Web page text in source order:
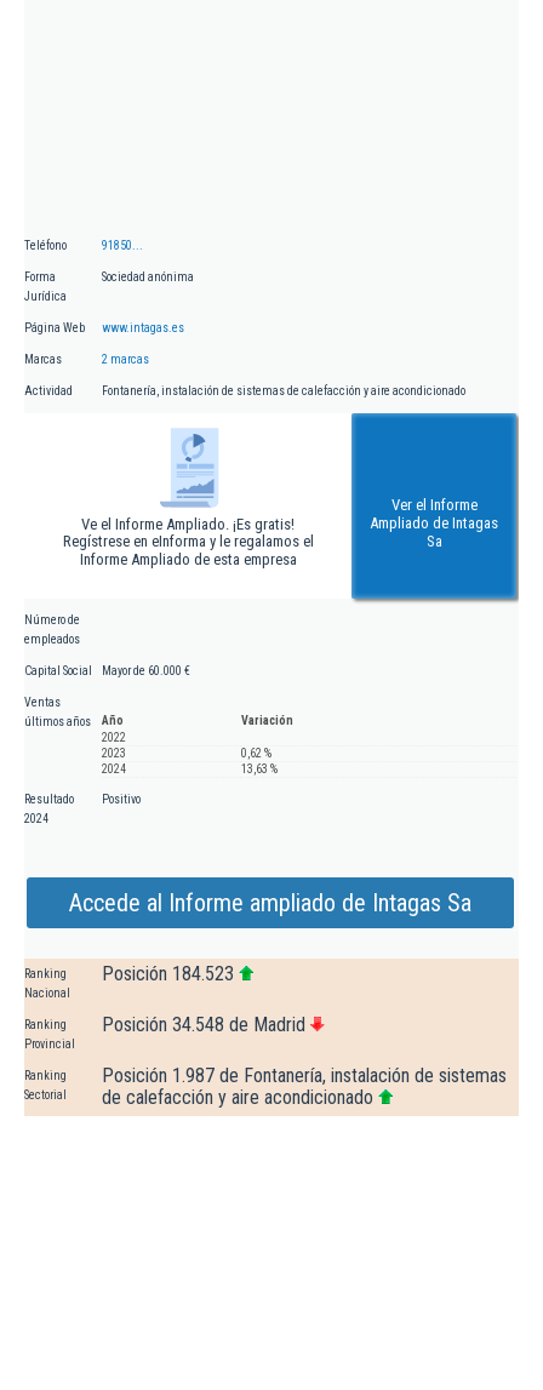
Teléfono 91850...
Forma
Jurídica
Sociedad anónima
Página Web www.intagas.es
Marcas 2 marcas
Actividad Fontanería, instalación de sistemas de calefacción y aire acondicionado
Ve el Informe Ampliado. ¡Es gratis!
Regístrese en eInforma y le regalamos el
Informe Ampliado de esta empresa
Ver el Informe
Ampliado de Intagas
Sa
Número de
empleados
Capital Social Mayor de 60.000 €
Ventas
últimos años
Año
Variación
2022
2023
0,62 %
2024
13,63 %
Resultado
2024
Positivo
Accede al Informe ampliado de Intagas Sa
Ranking
Nacional
Posición 184.523
Ranking
Provincial
Posición 34.548 de Madrid
Ranking
Sectorial
Posición 1.987 de Fontanería, instalación de sistemas
de calefacción y aire acondicionado